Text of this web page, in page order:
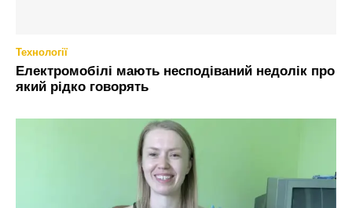
Технології
Електромобілі мають несподіваний недолік про
який рідко говорять